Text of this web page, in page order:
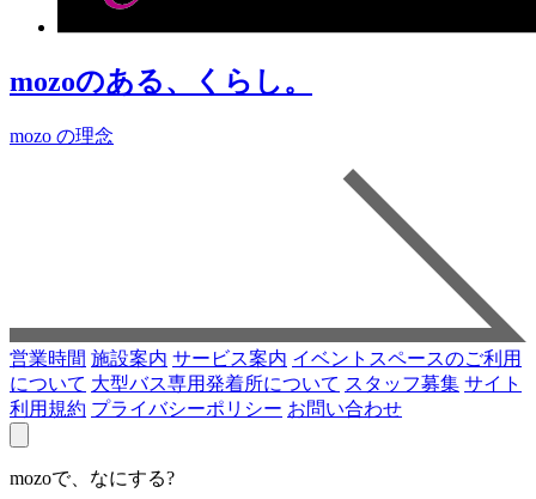
mozoのある、くらし。
mozo の理念
営業時間 施設案内 サービス案内 イベントスペースのご利用
について 大型バス専用発着所について スタッフ募集 サイト
利用規約 プライバシーポリシー お問い合わせ
mozoで、なにする?